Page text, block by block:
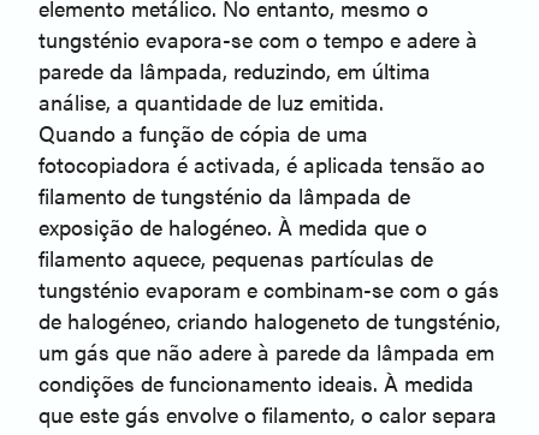
elemento metálico. No entanto, mesmo o
tungsténio evapora-se com o tempo e adere à
parede da lâmpada, reduzindo, em última
análise, a quantidade de luz emitida.
Quando a função de cópia de uma
fotocopiadora é activada, é aplicada tensão ao
filamento de tungsténio da lâmpada de
exposição de halogéneo. À medida que o
filamento aquece, pequenas partículas de
tungsténio evaporam e combinam-se com o gás
de halogéneo, criando halogeneto de tungsténio,
um gás que não adere à parede da lâmpada em
condições de funcionamento ideais. À medida
que este gás envolve o filamento, o calor separa